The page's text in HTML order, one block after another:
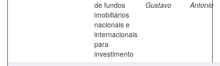
de fundos
imobiliários
nacionais e
internacionais
para
investimento
Gustavo Antonio